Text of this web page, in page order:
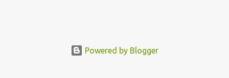
Powered by Blogger